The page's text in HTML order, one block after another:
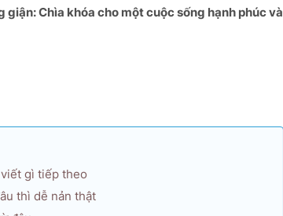
Chìa khóa cho một cuộc sống hạnh phúc và
gì tiếp theo
thì dễ nản thật